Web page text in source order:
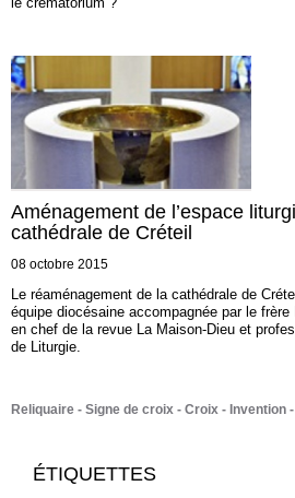
Aménagement de l’espace
cathédrale de Créteil
08 octobre 2015
Le réaménagement de la cathédrale de
équipe diocésaine accompagnée par le
en chef de la revue La Maison-Dieu et
de Liturgie.
Reliquaire Signe de croix Croix Invention
ÉTIQUETTES